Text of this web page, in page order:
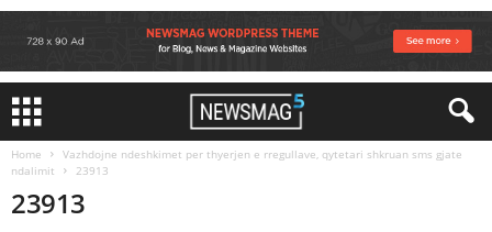
Home
Vazhdojne ndeshkimet per thyerjen e rregullave, qytetari shkruan sms gjate
ndalimit
23913
23913